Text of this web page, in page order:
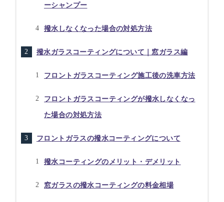
ーシャンプー
撥水しなくなった場合の対処方法
撥水ガラスコーティングについて｜窓ガラス編
フロントガラスコーティング施工後の洗車方法
フロントガラスコーティングが撥水しなくなっ
た場合の対処方法
フロントガラスの撥水コーティングについて
撥水コーティングのメリット・デメリット
窓ガラスの撥水コーティングの料金相場